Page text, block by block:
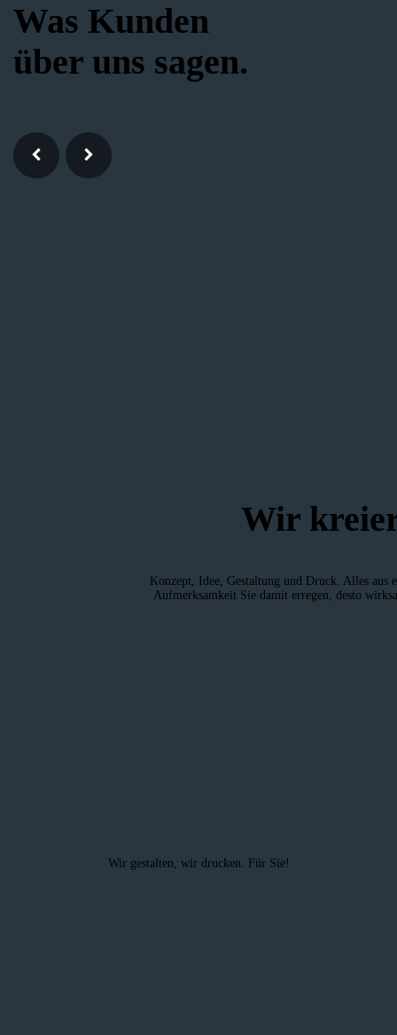
Was Kunden
über uns sagen.
Wir
Konzept, Idee, Gestaltung und Druck. Alles
Aufmerksamkeit Sie damit erregen, desto
Wir gestalten, wir drucken. Für Sie!